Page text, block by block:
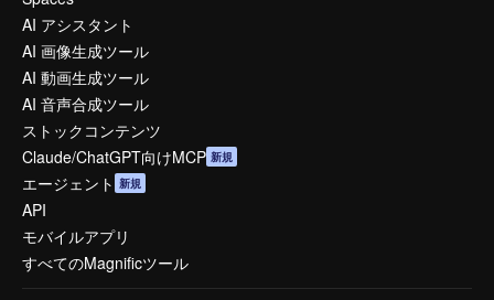
AI アシスタント
AI 画像生成ツール
AI 動画生成ツール
AI 音声合成ツール
ストックコンテンツ
Claude/ChatGPT向けMCP 新規
エージェント 新規
API
モバイルアプリ
すべてのMagnificツール